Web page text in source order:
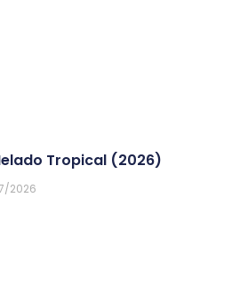
Tropical (2026)
2026